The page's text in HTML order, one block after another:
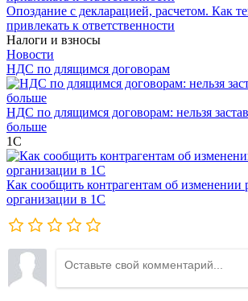
Опоздание с декларацией, расчетом. Как
привлекать к ответственности
Налоги и взносы
Новости
НДС по длящимся договорам
НДС по длящимся договорам: нельзя
больше
1С
Как сообщить контрагентам об изменении
организации в 1C